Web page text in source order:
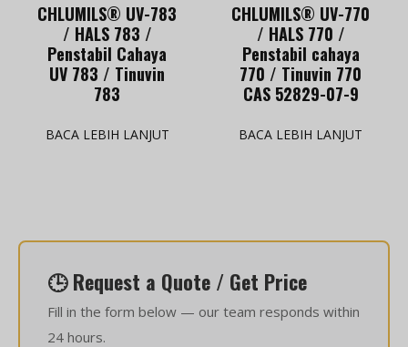
CHLUMILS® UV-783
/ HALS 783 /
Penstabil Cahaya
UV 783 / Tinuvin
783
BACA LEBIH LANJUT
CHLUMILS® UV-770
/ HALS 770 /
Penstabil cahaya
770 / Tinuvin 770
CAS 52829-07-9
BACA LEBIH LANJUT
🕒 Request a Quote / Get Price
Fill in the form below — our team responds within
24 hours.